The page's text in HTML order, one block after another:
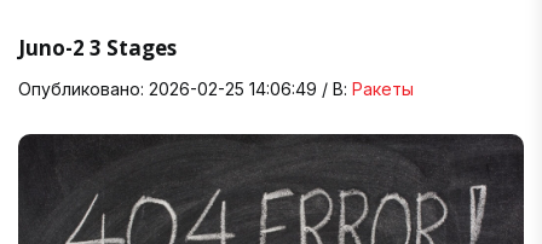
Juno-2 3 Stages
Опубликовано: 2026-02-25 14:06:49 / В: Ракеты